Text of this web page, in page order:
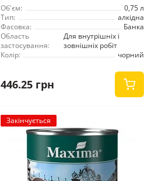
Об'єм:
0,75 л
Тип:
алкідна
Фасовка:
Банка
Область
застосування:
Для внутрішніх і
зовнішніх робіт
Колір:
чорний
446.25 грн
Закінчується